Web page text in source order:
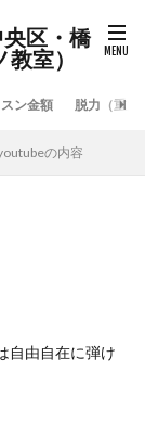
区・橋
室）
ン金額 脱力（重力
の内容
自由自在に弾け